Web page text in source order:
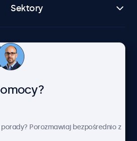
Sektory
klienta
Beetronics
Porozmawiaj bezpośrednio z